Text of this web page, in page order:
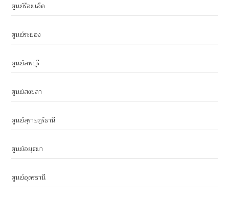
ศูนย์ร้อยเอ็ด
ศูนย์ระยอง
ศูนย์ลพบุรี
ศูนย์สงขลา
ศูนย์สุราษฎร์ธานี
ศูนย์อยุธยา
ศูนย์อุดรธานี